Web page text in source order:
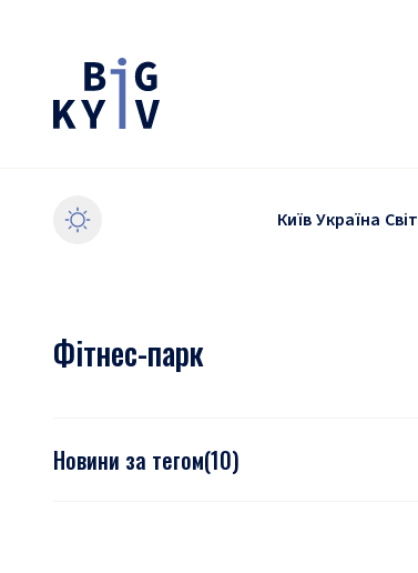
КиївУкраїна Світ
Фітнес-парк
Новини за тегом(10)